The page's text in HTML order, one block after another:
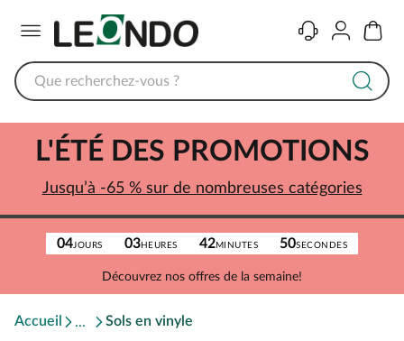
ContactComptePanier
04JOURS 03HEURES 42MINUTES 50SECONDES
Découvrez nos offres de la semaine!
L'ÉTÉ DES PROMOTIONS
Jusqu’à -65 % sur de nombreuses catégories
Accueil Sols en vinyle